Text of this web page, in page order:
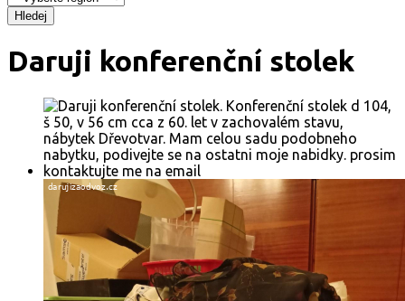
Hledej
Daruji konferenční stolek